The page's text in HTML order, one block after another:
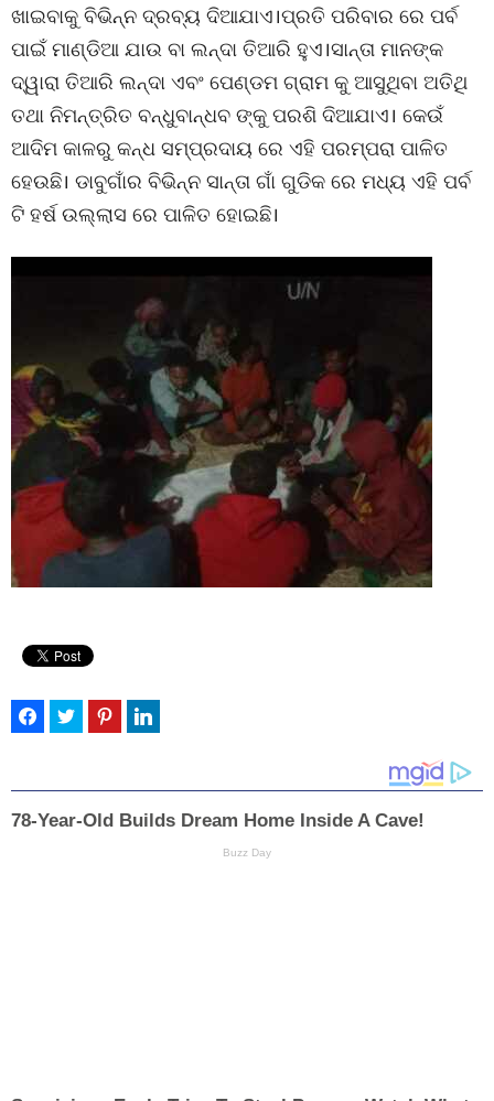
ଖାଇବାକୁ ବିଭିନ୍ନ ଦ୍ରବ୍ୟ ଦିଆଯାଏ।ପ୍ରତି ପରିବାର ରେ ପର୍ବ
ପାଇଁ ମାଣ୍ଡିଆ ଯାଉ ବା ଲନ୍ଦା ତିଆରି ହୁଏ।ସାନ୍ତା ମାନଙ୍କ
ଦ୍ୱାରା ତିଆରି ଲନ୍ଦା ଏବଂ ପେଣ୍ଡମ ଗ୍ରାମ କୁ ଆସୁଥିବା ଅତିଥି
ତଥା ନିମନ୍ତ୍ରିତ ବନ୍ଧୁବାନ୍ଧବ ଙ୍କୁ ପରଶି ଦିଆଯାଏ। କେଉଁ
ଆଦିମ କାଳରୁ କନ୍ଧ ସମ୍ପ୍ରଦାୟ ରେ ଏହି ପରମ୍ପରା ପାଳିତ
ହେଉଛି। ଡାବୁଗାଁର ବିଭିନ୍ନ ସାନ୍ତା ଗାଁ ଗୁଡିକ ରେ ମଧ୍ୟ ଏହି ପର୍ବ
ଟି ହର୍ଷ ଉଲ୍ଲାସ ରେ ପାଳିତ ହୋଇଛି।